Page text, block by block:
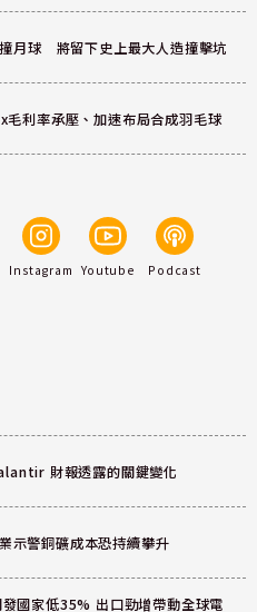
月球 將留下史上最大人造撞擊坑
利率承壓、加速布局合成羽毛球
Instagram Youtube Podcast
財報透露的關鍵變化
示警銅礦成本恐持續攀升
國家低35% 出口勁增帶動全球電